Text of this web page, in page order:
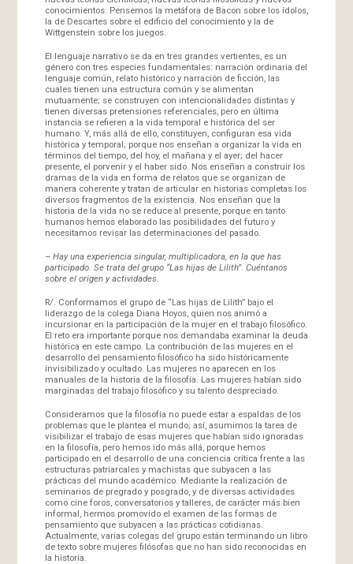
conocimientos. Pensemos la metáfora de Bacon sobre los ídolos,
la de Descartes sobre el edificio del conocimiento y la de
Wittgenstein sobre los juegos.
El lenguaje narrativo se da en tres grandes vertientes, es un
género con tres especies fundamentales: narración ordinaria del
lenguaje común, relato histórico y narración de ficción, las
cuales tienen una estructura común y se alimentan
mutuamente; se construyen con intencionalidades distintas y
tienen diversas pretensiones referenciales, pero en última
instancia se refieren a la vida temporal e histórica del ser
humano. Y, más allá de ello, constituyen, configuran esa vida
histórica y temporal; porque nos enseñan a organizar la vida en
términos del tiempo, del hoy, el mañana y el ayer; del hacer
presente, el porvenir y el haber sido. Nos enseñan a construir los
dramas de la vida en forma de relatos que se organizan de
manera coherente y tratan de articular en historias completas los
diversos fragmentos de la existencia. Nos enseñan que la
historia de la vida no se reduce al presente, porque en tanto
humanos hemos elaborado las posibilidades del futuro y
necesitamos revisar las determinaciones del pasado.
– Hay una experiencia singular, multiplicadora, en la que has
participado. Se trata del grupo “Las hijas de Lilith”. Cuéntanos
sobre el origen y actividades.
R/. Conformamos el grupo de “Las hijas de Lilith” bajo el
liderazgo de la colega Diana Hoyos, quien nos animó a
incursionar en la participación de la mujer en el trabajo filosófico.
El reto era importante porque nos demandaba examinar la deuda
histórica en este campo. La contribución de las mujeres en el
desarrollo del pensamiento filosófico ha sido históricamente
invisibilizado y ocultado. Las mujeres no aparecen en los
manuales de la historia de la filosofía. Las mujeres habían sido
marginadas del trabajo filosófico y su talento despreciado.
Consideramos que la filosofía no puede estar a espaldas de los
problemas que le plantea el mundo; así, asumimos la tarea de
visibilizar el trabajo de esas mujeres que habían sido ignoradas
en la filosofía, pero hemos ido más allá, porque hemos
participado en el desarrollo de una conciencia crítica frente a las
estructuras patriarcales y machistas que subyacen a las
prácticas del mundo académico. Mediante la realización de
seminarios de pregrado y posgrado, y de diversas actividades
como cine foros, conversatorios y talleres, de carácter más bien
informal, hermos promovido el examen de las formas de
pensamiento que subyacen a las prácticas cotidianas.
Actualmente, varias colegas del grupo están terminando un libro
de texto sobre mujeres filósofas que no han sido reconocidas en
la historia.